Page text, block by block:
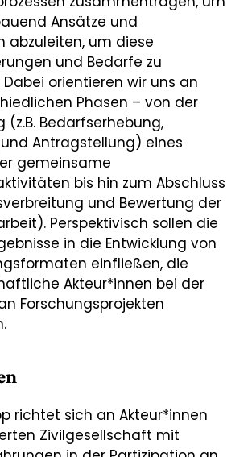
Ansätze und
abzuleiten, um diese
und Bedarfe zu
Dabei orientieren wir uns an
Phasen – von der
(z.B. Bedarfserhebung,
Antragstellung) eines
gemeinsame
bis hin zum Abschluss
und Bewertung der
Perspektivisch sollen die
in die Entwicklung von
einfließen, die
Akteur*innen bei der
Forschungsprojekten
richtet sich an Akteur*innen
Zivilgesellschaft mit